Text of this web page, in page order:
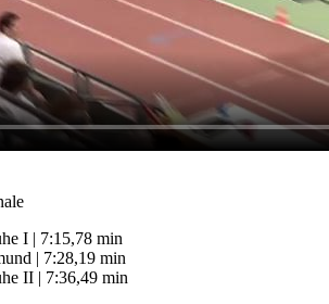
I | 7:15,78 min
| 7:28,19 min
II | 7:36,49 min